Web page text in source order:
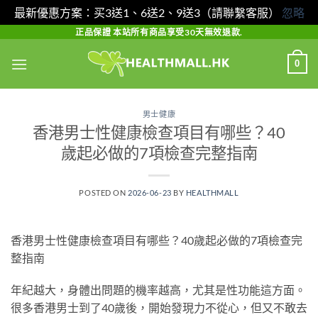
最新優惠方案：买3送1、6送2、9送3（請聯繫客服） 忽略
content
正品保證 本站所有商品享受30天無效退款.
0
男士健康
香港男士性健康檢查項目有哪些？40
歲起必做的7項檢查完整指南
POSTED ON 2026-06-23 BY HEALTHMALL
香港男士性健康檢查項目有哪些？40歲起必做的7項檢查完
整指南
年紀越大，身體出問題的機率越高，尤其是性功能這方面。
很多香港男士到了40歲後，開始發現力不從心，但又不敢去